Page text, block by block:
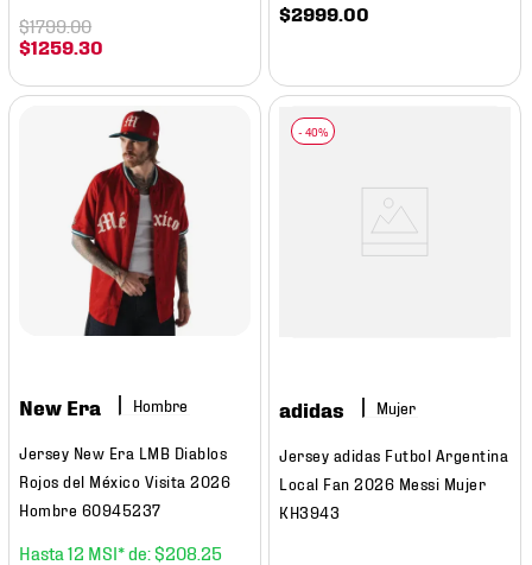
$1259.30
$1799.00 $2999.00
New Era Hombre
Jersey New Era LMB Diablos
Rojos del México Visita 2026
Hombre 60945237
12 $208 25
adidas Mujer
Jersey adidas Futbol Argentina
Local Fan 2026 Messi Mujer
KH3943